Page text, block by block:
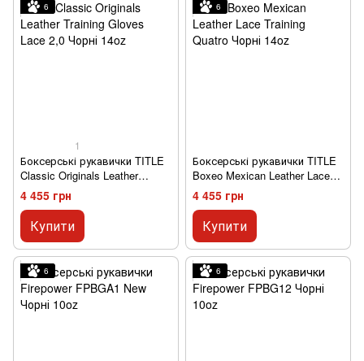
6
1
Боксерські рукавички TITLE
Classic Originals Leather
Training Gloves Lace 2,0 Чорні
14oz
4 455 грн
Купити
6
Боксерські рукавички TITLE
Boxeo Mexican Leather Lace
Training Quatro Чорні 14oz
4 455 грн
Купити
6 6